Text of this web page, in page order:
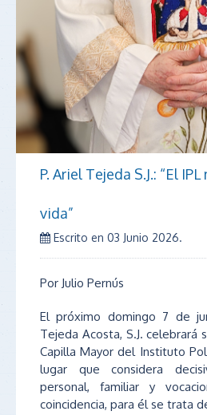
P. Ariel Tejeda S.J.: “El
vida”
Escrito en 03 Junio 2026.
Por Julio Pernús
El próximo domingo 7 de
Tejeda Acosta, S.J. celebrará
Capilla Mayor del Instituto
lugar que considera
personal, familiar y
coincidencia, para él se trata